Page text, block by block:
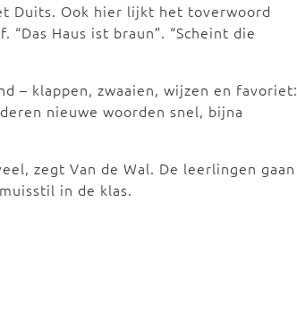
Duits. Ook hier lijkt het toverwoord
“Das Haus ist braun”. “Scheint die
– klappen, zwaaien, wijzen en favoriet:
nieuwe woorden snel, bijna
zegt Van de Wal. De leerlingen gaan
in de klas.